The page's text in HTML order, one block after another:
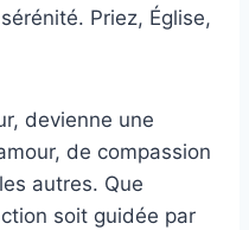
Priez, Église,
devienne une
de compassion
autres. Que
soit guidée par